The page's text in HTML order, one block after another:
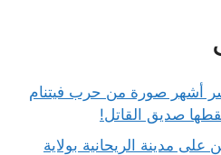
صورة من حرب فيتنام
صديق القاتل!
مدينة الريحانية بولاية